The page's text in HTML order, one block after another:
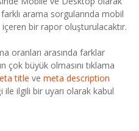
arama sorgularında mobil
içeren bir rapor oluşturulacaktır.
oranları arasında farklar
çok büyük olmasını tıklama
title vemeta description
ile ilgili bir uyarı olarak kabul